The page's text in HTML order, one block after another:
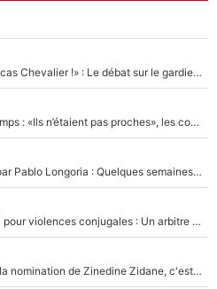
«Admets que tu t'es trompé sur Lucas Chevalier !» : Le débat sur le gardien du PSG vire au clash à l'After Foot
Zinédine Zidane et Didier Deschamps : «Ils n’étaient pas proches», les confidences d’un membre de l’équipe de France 1998 sur leur relation spéciale
Medhi Benatia s'est «senti trahi» par Pablo Longoria : Quelques semaines après son départ, l'ancien directeur de football de l'OM règle ses comptes
Des terrains de Ligue 1 au tribunal pour violences conjugales : Un arbitre français encourt une peine de 18 mois de prison !
Equipe de France : 10 jours après la nomination de Zinedine Zidane, c'est au tour de son fils de prendre un nouveau départ !